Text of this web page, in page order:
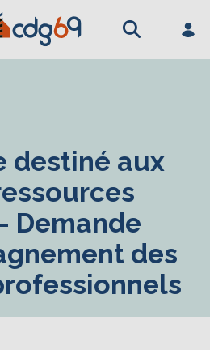
destiné aux
Demande
des